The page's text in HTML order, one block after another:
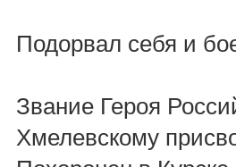
Подорвал себя и
Звание Героя
Хмелевскому